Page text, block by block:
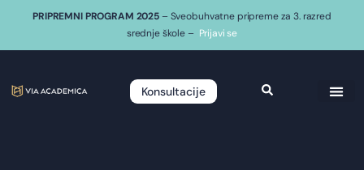
PRIPREMNI PROGRAM 2025 – Sveobuhvatne pripreme za 3. razred
srednje škole – Prijavi se
Konsultacije